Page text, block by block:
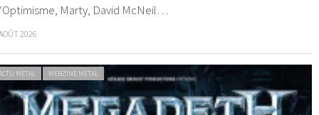
Marty, David McNeil…
2026
METAL WEBZINE METAL